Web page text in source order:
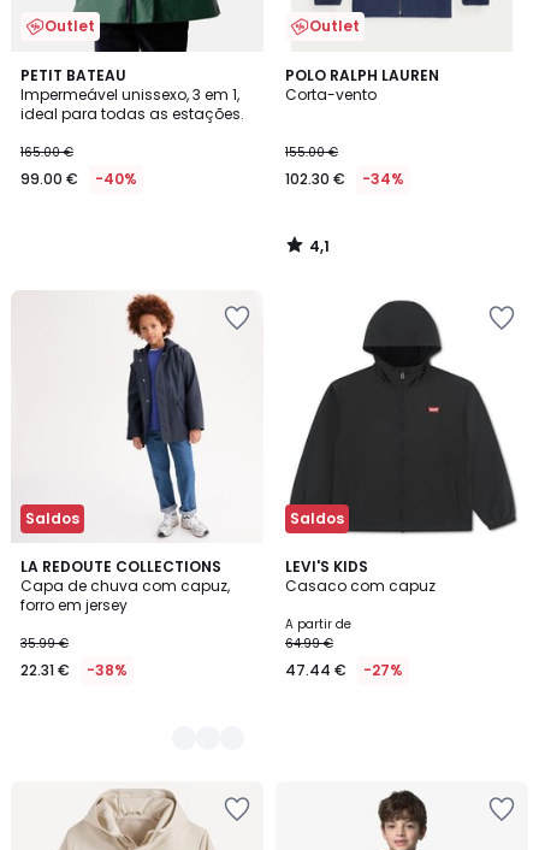
Outlet
PETIT BATEAU
Impermeável unissexo, 3 em 1,
ideal para todas as estações.
165.00 €
99.00 € -40%
Outlet
POLO RALPH LAUREN
Corta-vento
155.00 €
102.30 € -34%
4,1
/ 5
4,1
/
Saldos
LA REDOUTE COLLECTIONS
Capa de chuva com capuz,
forro em jersey
35.99 €
22.31 € -38%
3
Cores
Saldos
LEVI'S KIDS
Casaco com capuz
A partir de
64.99 €
47.44 € -27%